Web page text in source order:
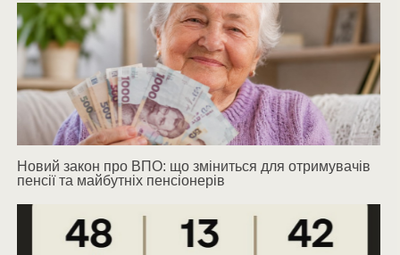
Новий закон про ВПО: що зміниться для отримувачів
пенсії та майбутніх пенсіонерів